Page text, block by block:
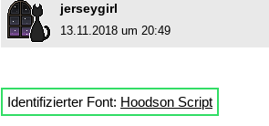
jerseygirl
13.11.2018 um 20:49
Identifizierter Font: Hoodson Script